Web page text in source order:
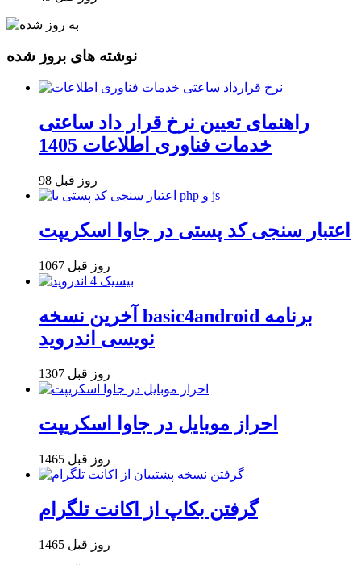
نوشته های بروز شده
راهنمای تعیین نرخ قرار داد ساعتی
خدمات فناوری اطلاعات 1405
98 روز قبل
اعتبار سنجی کد پستی در جاوا اسکریپت
1067 روز قبل
آخرین نسخه basic4android برنامه
نویسی اندروید
1307 روز قبل
احراز موبایل در جاوا اسکریپت
1465 روز قبل
گرفتن بکاپ از اکانت تلگرام
1465 روز قبل